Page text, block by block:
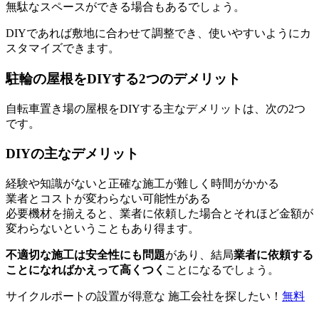
無駄なスペースができる場合もあるでしょう。
DIYであれば敷地に合わせて調整でき、使いやすいようにカ
スタマイズできます。
駐輪の屋根をDIYする2つのデメリット
自転車置き場の屋根をDIYする主なデメリットは、次の2つ
です。
DIYの主なデメリット
経験や知識がないと正確な施工が難しく時間がかかる
業者とコストが変わらない可能性がある
必要機材を揃えると、業者に依頼した場合とそれほど金額が
変わらないということもあり得ます。
不適切な施工は安全性にも問題があり、結局業者に依頼する
ことになればかえって高くつく ことになるでしょう。
サイクルポートの設置が得意な 施工会社を探したい！ 無料